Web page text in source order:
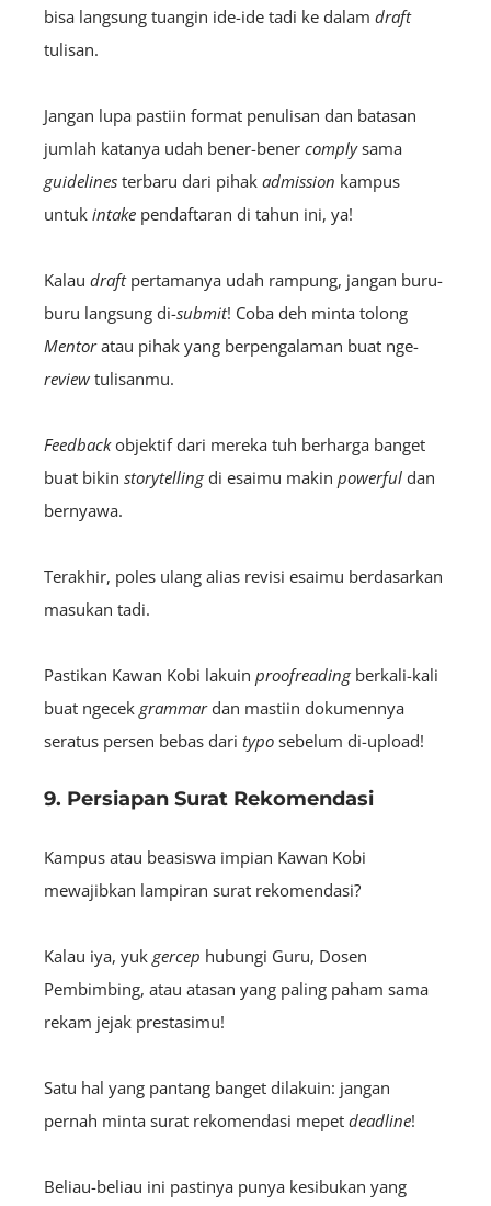
bisa langsung tuangin ide-ide tadi ke dalam draft
tulisan.
Jangan lupa pastiin format penulisan dan batasan
jumlah katanya udah bener-bener complysama
guidelines terbaru dari pihak admission kampus
untuk intake pendaftaran di tahun ini, ya!
Kalau draftpertamanya udah rampung, jangan buru-
buru langsung di-submit! Coba deh minta tolong
Mentoratau pihak yang berpengalaman buat nge-
review tulisanmu.
Feedbackobjektif dari mereka tuh berharga banget
buat bikin storytellingdi esaimu makin powerful dan
bernyawa.
Terakhir, poles ulang alias revisi esaimu berdasarkan
masukan tadi.
Pastikan Kawan Kobi lakuin proofreadingberkali-kali
buat ngecek grammardan mastiin dokumennya
seratus persen bebas dari typo sebelum di-upload!
9. Persiapan Surat Rekomendasi
Kampus atau beasiswa impian Kawan Kobi
mewajibkan lampiran surat rekomendasi?
Kalau iya, yuk gercep hubungi Guru, Dosen
Pembimbing, atau atasan yang paling paham sama
rekam jejak prestasimu!
Satu hal yang pantang banget dilakuin: jangan
pernah minta surat rekomendasi mepet deadline!
Beliau-beliau ini pastinya punya kesibukan yang